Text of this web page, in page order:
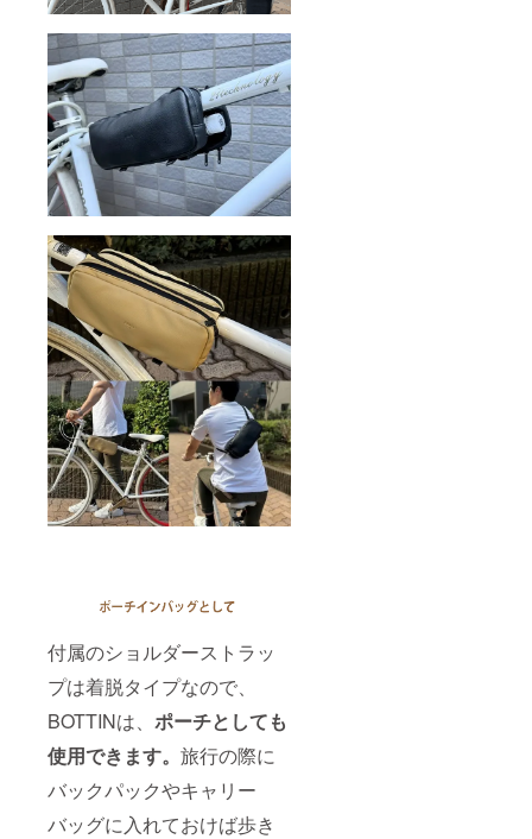
付属のショルダーストラッ
プは着脱タイプなので、
BOTTINは、 ポーチとしても
使用できます。 旅行の際に
バックパックやキャリー
バッグに入れておけば歩き